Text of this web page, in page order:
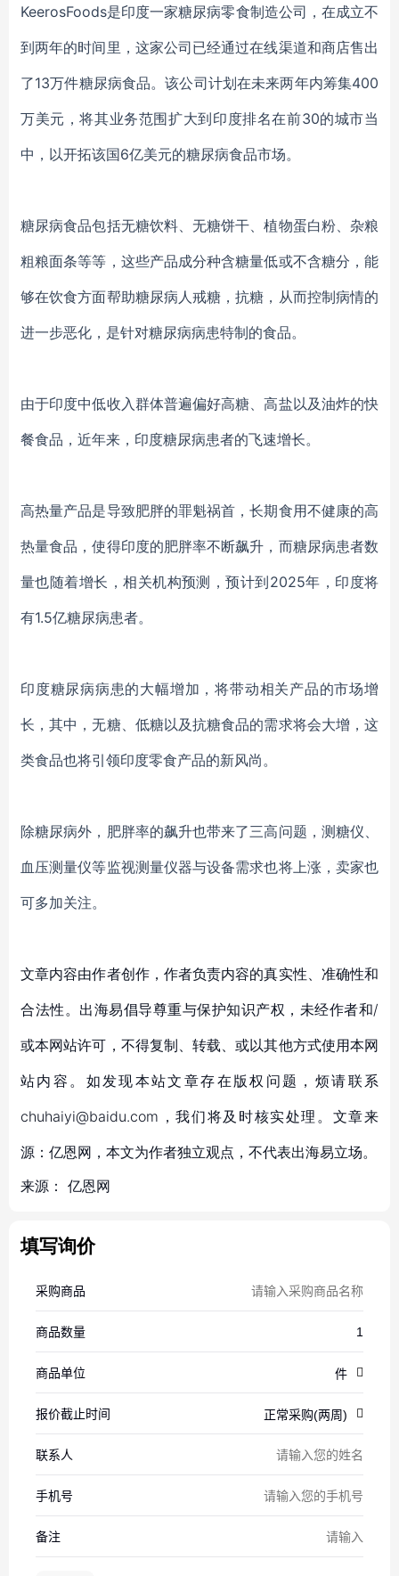
KeerosFoods是印度一家糖尿病零食制造公司， 在成立不
到两年的时间里，这家公司已经通过在线渠道和商店售出
了13万件糖尿病食品。该公司计划在未来两年内筹集400
万美元，将其业务范围扩大到印度排名在前30的城市当
中 ，以开拓该国6亿美元的糖尿病食品市场。
糖尿病食品包括无糖饮料、无糖饼干、植物蛋白粉、杂粮
粗粮面条等等，这些产品成分种含糖量低或不含糖分，能
够在饮食方面帮助糖尿病人戒糖，抗糖，从而控制病情的
进一步恶化，是针对糖尿病病患特制的食品。
由于印度中低收入群体普遍偏好高糖、高盐以及油炸的快
餐食品，近年来，印度糖尿病患者的飞速增长。
高热量产品是导致肥胖的罪魁祸首，长期食用不健康的高
热量食品，使得印度的肥胖率不断飙升，而糖尿病患者数
量也随着增长，相关机构预测，预计到2025年，印度将
有1.5亿糖尿病患者。
印度糖尿病病患的大幅增加，将带动相关产品的市场增
长，其中，无糖、低糖以及抗糖食品的需求将会大增，这
类食品也将引领印度零食产品的新风尚。
除糖尿病外，肥胖率的飙升也带来了三高问题，测糖仪、
血压测量仪等监视测量仪器与设备需求也将上涨，卖家也
可多加关注。
文章内容由作者创作，作者负责内容的真实性、准确性和
合法性。出海易倡导尊重与保护知识产权，未经作者和/
或本网站许可，不得复制、转载、或以其他方式使用本网
站内容。如发现本站文章存在版权问题，烦请联系
chuhaiyi@baidu.com，我们将及时核实处理。文章来
源：亿恩网，本文为作者独立观点，不代表出海易立场。
来源： 亿恩网
填写询价